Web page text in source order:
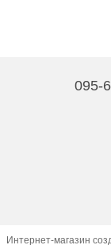
095-
Интернет-магазин